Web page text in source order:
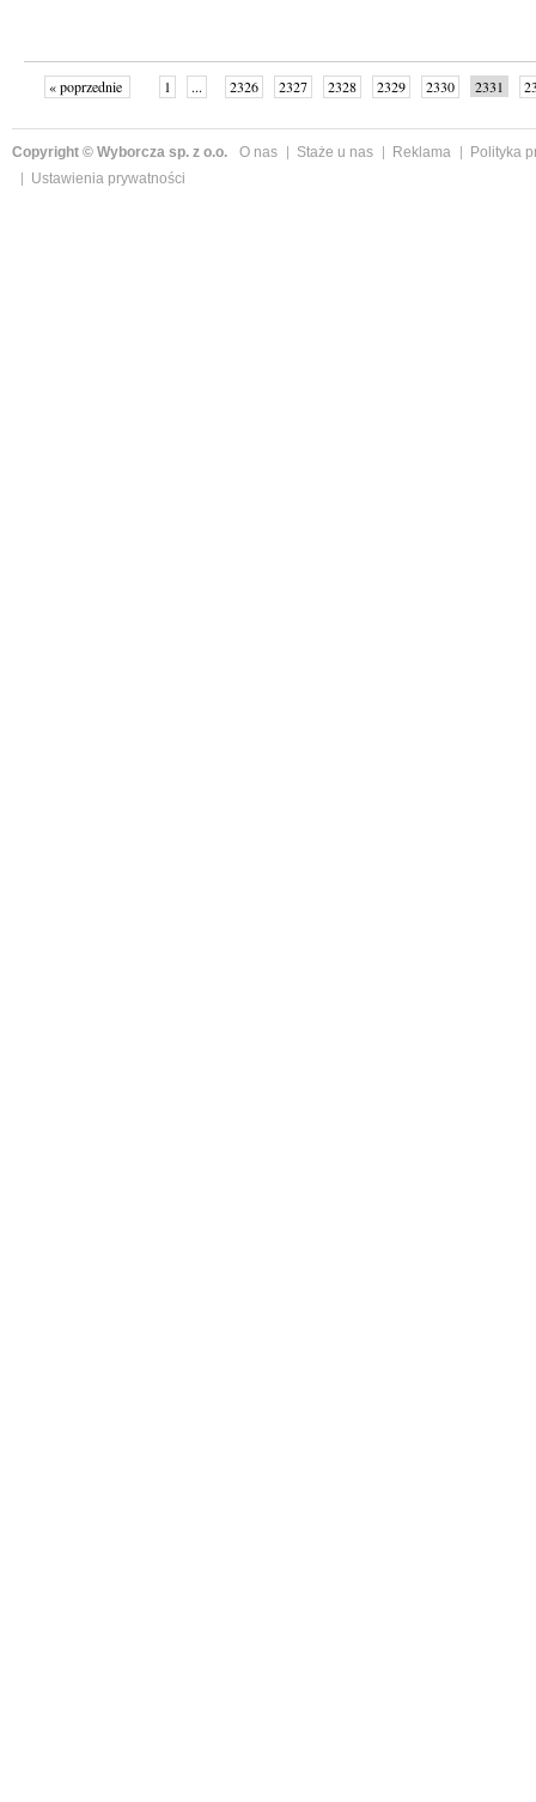
« poprzednie 1 ... 2326 2327 2328 2329 2330 2331
Copyright © Wyborcza sp. z o.o. O nas Staże u nas Reklama
Polityka
Ustawienia prywatności